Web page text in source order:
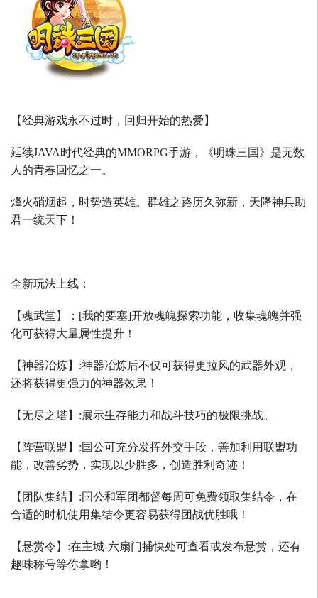
【经典游戏永不过时，回归开始的热爱】
延续JAVA时代经典的MMORPG手游，《明珠三国》是无数
人的青春回忆之一。
烽火硝烟起，时势造英雄。群雄之路历久弥新，天降神兵助
君一统天下！
全新玩法上线：
【魂武堂】： [我的要塞]开放魂魄探索功能，收集魂魄并强
化可获得大量属性提升！
【神器冶炼】 :神器冶炼后不仅可获得更拉风的武器外观，
还将获得更强力的神器效果！
【无尽之塔】 :展示生存能力和战斗技巧的极限挑战。
【阵营联盟】 :国公可充分发挥外交手段，善加利用联盟功
能，改善劣势，实现以少胜多，创造胜利奇迹！
【团队集结】 :国公和军团都督每周可免费领取集结令，在
合适的时机使用集结令更容易获得团战优胜哦！
【悬赏令】 :在主城-六扇门捕快处可查看或发布悬赏，还有
趣味称号等你拿哟！